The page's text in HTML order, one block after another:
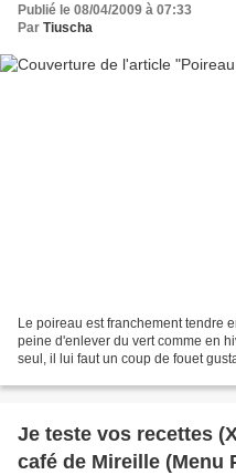
Publié le 08/04/2009 à 07:33
Par Tiuscha
Le poireau est franchement tendre
peine d'enlever du vert comme en
seul, il lui faut un coup de fouet
Je teste vos recettes
café de Mireille (Menu